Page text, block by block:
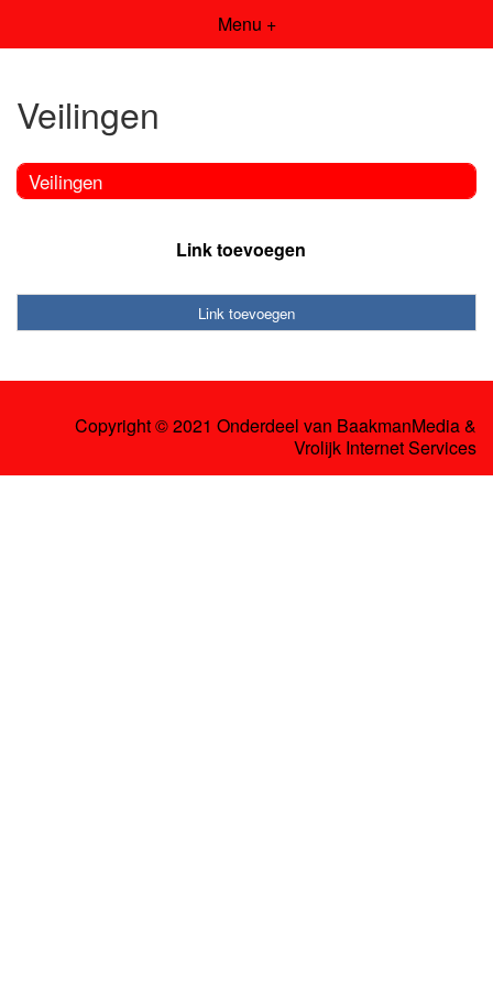
Menu +
Veilingen
Veilingen
Link toevoegen
Link toevoegen
Copyright © 2021 Onderdeel van BaakmanMedia&
Vrolijk Internet Services